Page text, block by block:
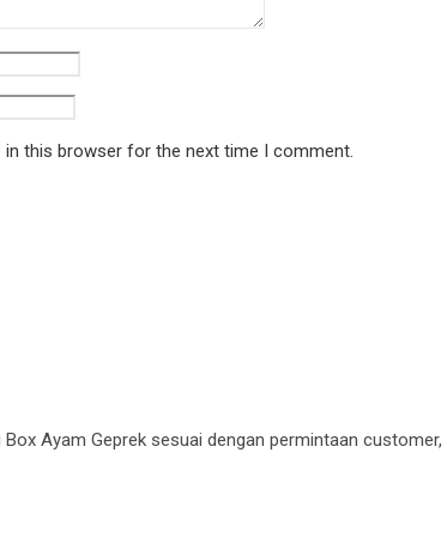
in this browser for the next time I comment.
Ayam Geprek sesuai dengan permintaan